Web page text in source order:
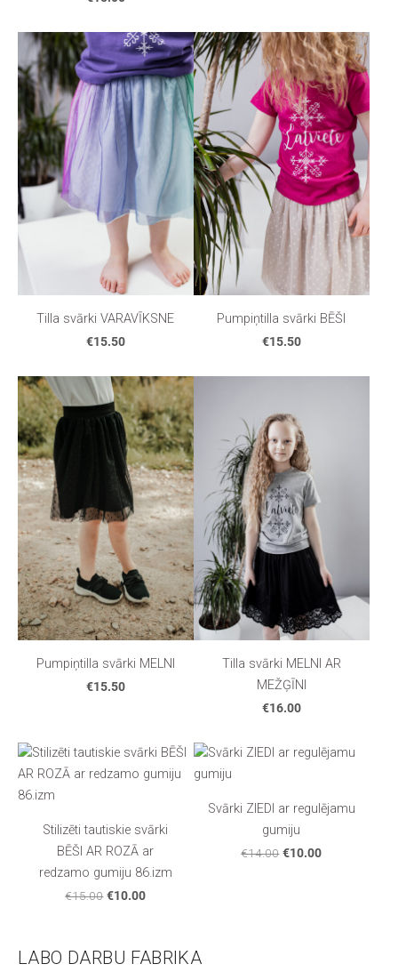
LABO DARBU FABRIKA
Tilla svārki VARAVĪKSNE
€15.50
Pumpiņtilla svārki BĒŠI
€15.50
Pumpiņtilla svārki MELNI
€15.50
Tilla svārki MELNI AR
MEŽĢĪNI
€16.00
Stilizēti tautiskie svārki
BĒŠI AR ROZĀ ar
redzamo gumiju 86.izm
€15.00 €10.00
Svārki ZIEDI ar regulējamu
gumiju
€14.00 €10.00